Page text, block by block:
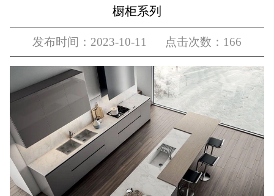
橱柜系列
发布时间：2023-10-11 点击次数：166